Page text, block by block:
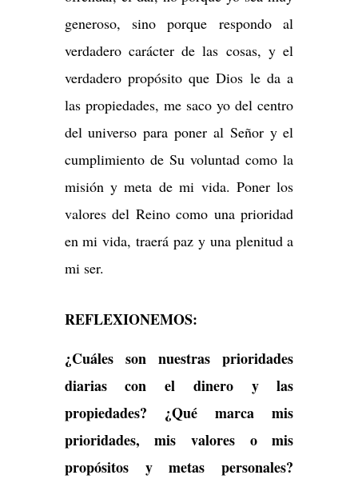
generoso, sino porque respondo al
verdadero carácter de las cosas, y el
verdadero propósito que Dios le da a
las propiedades, me saco yo del centro
del universo para poner al Señor y el
cumplimiento de Su voluntad como la
misión y meta de mi vida. Poner los
valores del Reino como una prioridad
en mi vida, traerá paz y una plenitud a
mi ser.
REFLEXIONEMOS:
¿Cuáles son nuestras prioridades
diarias con el dinero y las
propiedades? ¿Qué marca mis
prioridades, mis valores o mis
propósitos y metas personales?